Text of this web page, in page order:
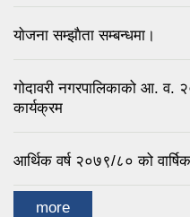
याेजना सम्झाैता सम्बन्धमा।
गोदावरी नगरपालिकाको आ.
कार्यक्रम
आर्थिक वर्ष २०७९/८० को
more